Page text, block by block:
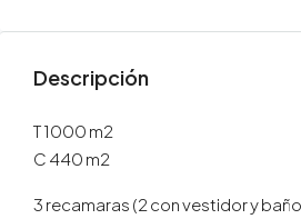
Descripción
T 1000 m2
C 440 m2
3 recamaras (2 con vestidor y